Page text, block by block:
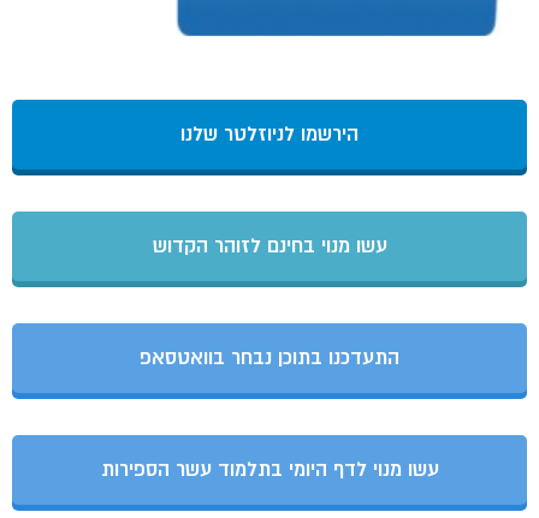
הירשמו לניוזלטר שלנו
עשו מנוי בחינם לזוהר הקדוש
התעדכנו בתוכן נבחר בוואטסאפ
עשו מנוי לדף היומי בתלמוד עשר הספירות